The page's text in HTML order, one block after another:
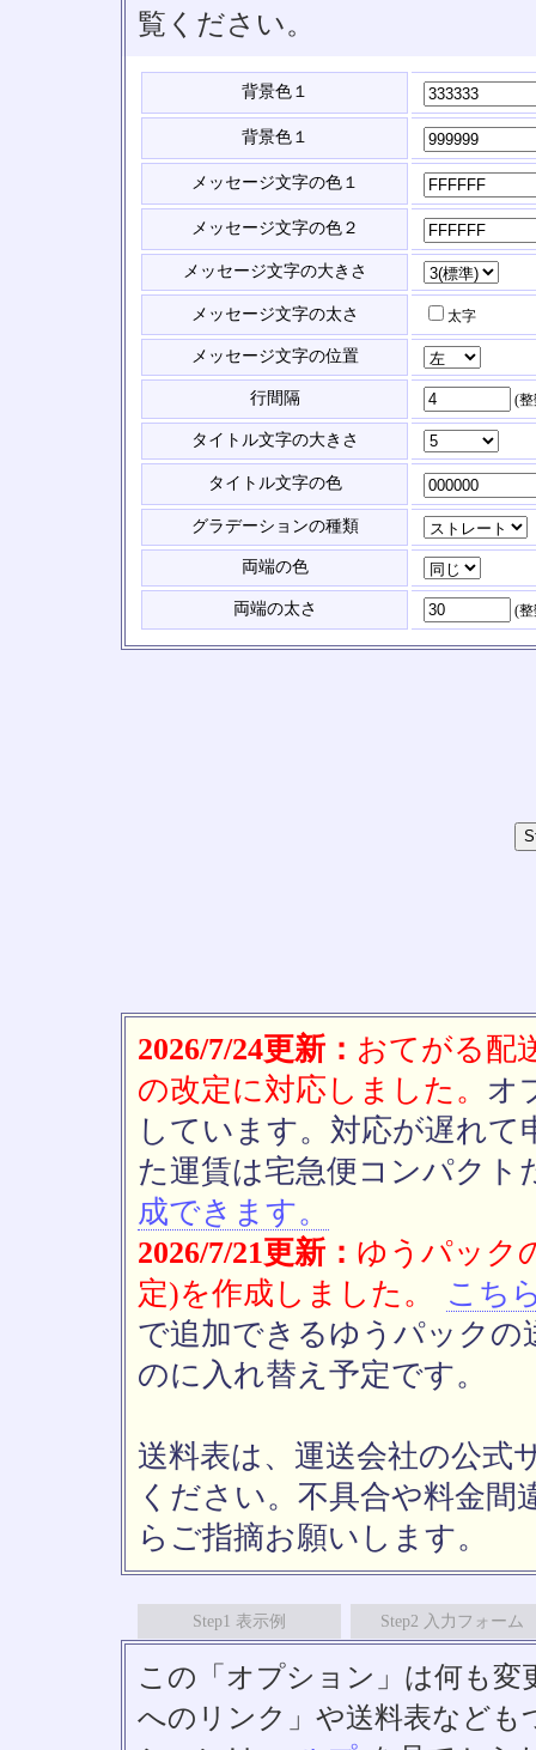
覧ください。
背景色１
背景色１
メッセージ文字の色１
メッセージ文字の色２
メッセージ文字の大きさ
メッセージ文字の太さ 太字
メッセージ文字の位置
行間隔 (
タイトル文字の大きさ
タイトル文字の色
グラデーションの種類
両端の色
両端の太さ (
2026/7/24更新： おてがる配
の改定に対応しました。 オ
しています。対応が遅れ
た運賃は宅急便コンパクト
成できます。
2026/7/21更新： ゆうパック
定)を作成しました。
こち
で追加できるゆうパックの
のに入れ替え予定です。
送料表は、運送会社の公式
ください。不具合や料金間
らご指摘お願いします。
Step1 表示例 Step2 入力フォーム
この「オプション」は何も
へのリンク」や送料表など